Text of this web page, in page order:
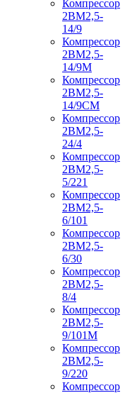
Компрессор
2ВМ2,5-
14/9
Компрессор
2ВМ2,5-
14/9М
Компрессор
2ВМ2,5-
14/9СМ
Компрессор
2ВМ2,5-
24/4
Компрессор
2ВМ2,5-
5/221
Компрессор
2ВМ2,5-
6/101
Компрессор
2ВМ2,5-
6/30
Компрессор
2ВМ2,5-
8/4
Компрессор
2ВМ2,5-
9/101М
Компрессор
2ВМ2,5-
9/220
Компрессор